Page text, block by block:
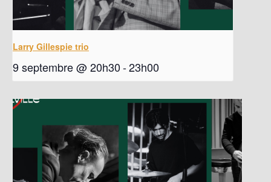
Larry Gillespie trio
9 septembre @ 20h30-23h00